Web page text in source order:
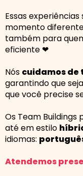
Essas
momento
também para
eficiente ❤
Nós cuidamos de
garantindo que
que você precise
Os Team Buildings
até em estilo
idiomas:
Atendemos